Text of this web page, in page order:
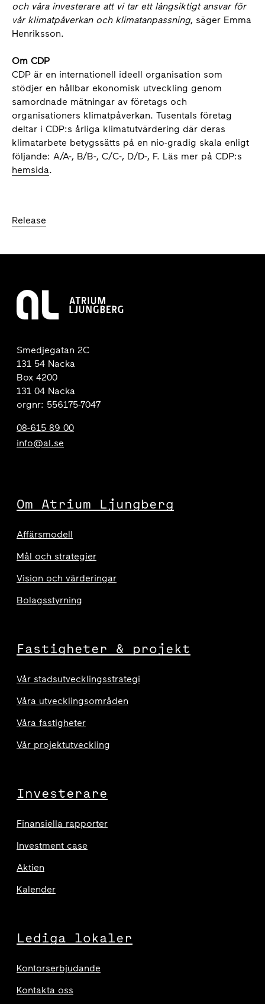
och våra investerare att vi tar ett långsiktigt ansvar för
vår klimatpåverkan och klimatanpassning, säger Emma
Henriksson.
Om CDP
CDP är en internationell ideell organisation som
stödjer en hållbar ekonomisk utveckling genom
samordnade mätningar av företags och
organisationers klimatpåverkan. Tusentals företag
deltar i CDP:s årliga klimatutvärdering där deras
klimatarbete betygssätts på en nio-gradig skala enligt
följande: A/A-, B/B-, C/C-, D/D-, F. Läs mer på CDP:s
hemsida.
Release
Smedjegatan 2C
131 54 Nacka
Box 4200
131 04 Nacka
orgnr: 556175-7047
08-615 89 00
info@al.se
Om Atrium Ljungberg
Affärsmodell
Mål och strategier
Vision och värderingar
Bolagsstyrning
Fastigheter & projekt
Vår stadsutvecklingsstrategi
Våra utvecklingsområden
Våra fastigheter
Vår projektutveckling
Investerare
Finansiella rapporter
Investment case
Aktien
Kalender
Lediga lokaler
Kontorserbjudande
Kontakta oss